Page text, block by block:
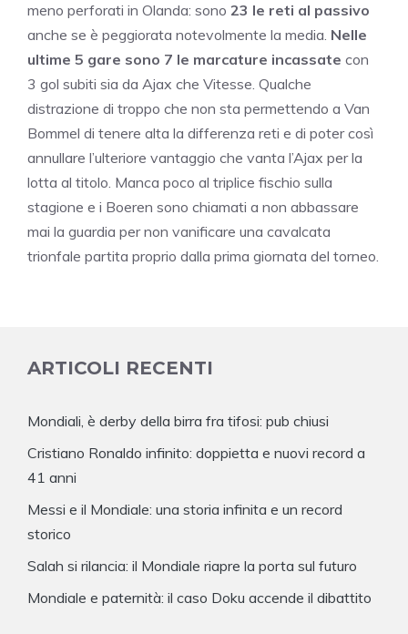
meno perforati in Olanda: sono 23 le reti al passivo
anche se è peggiorata notevolmente la media. Nelle
ultime 5 gare sono 7 le marcature incassate con
3 gol subiti sia da Ajax che Vitesse. Qualche
distrazione di troppo che non sta permettendo a Van
Bommel di tenere alta la differenza reti e di poter così
annullare l’ulteriore vantaggio che vanta l’Ajax per la
lotta al titolo. Manca poco al triplice fischio sulla
stagione e i Boeren sono chiamati a non abbassare
mai la guardia per non vanificare una cavalcata
trionfale partita proprio dalla prima giornata del torneo.
ARTICOLI RECENTI
Mondiali, è derby della birra fra tifosi: pub chiusi
Cristiano Ronaldo infinito: doppietta e nuovi record a
41 anni
Messi e il Mondiale: una storia infinita e un record
storico
Salah si rilancia: il Mondiale riapre la porta sul futuro
Mondiale e paternità: il caso Doku accende il dibattito